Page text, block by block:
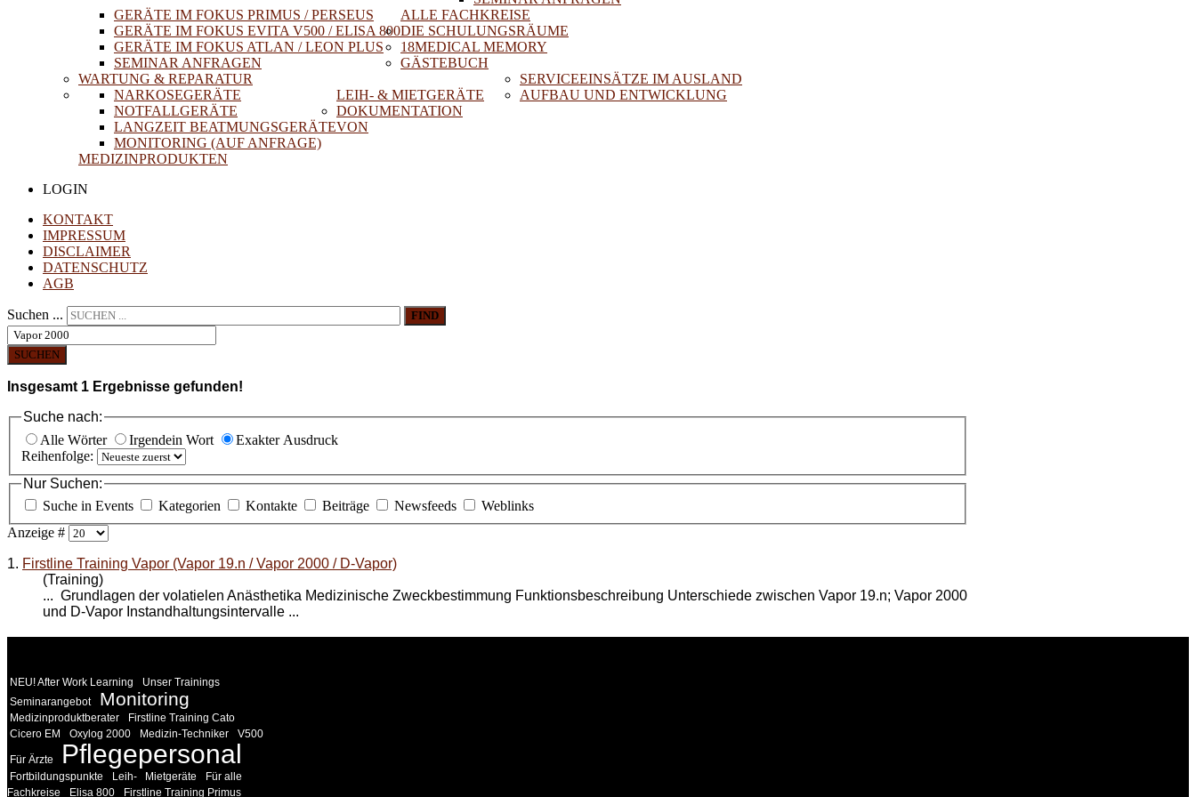
ALLE FACHKREISE
GERÄTE IM FOKUS PRIMUS / PERSEUS
GERÄTE IM FOKUS EVITA V500 / ELISA 800
GERÄTE IM FOKUS ATLAN / LEON PLUS
SEMINAR ANFRAGEN
DIE SCHULUNGSRÄUME
18MEDICAL MEMORY
GÄSTEBUCH
WARTUNG & REPARATUR
LEIH- & MIETGERÄTE
NARKOSEGERÄTE
NOTFALLGERÄTE
LANGZEIT BEATMUNGSGERÄTE
MONITORING (AUF ANFRAGE)
DOKUMENTATION
VON
MEDIZINPRODUKTEN
SERVICEEINSÄTZE IM AUSLAND
AUFBAU UND ENTWICKLUNG
LOGIN
KONTAKT
IMPRESSUM
DISCLAIMER
DATENSCHUTZ
AGB
Suchen ... FIND
SUCHEN
Insgesamt 1 Ergebnisse gefunden!
Suche nach:
Alle Wörter
Irgendein Wort
Exakter Ausdruck
Reihenfolge:
Nur Suchen:
Suche in Events
Kategorien Kontakte Beiträge Newsfeeds
Weblinks
Anzeige #
1. Firstline Training Vapor (Vapor 19.n / Vapor 2000 / D-Vapor)
(Training)
... Grundlagen der volatielen Anästhetika Medizinische Zweckbestimmung Funktionsbeschreibung Unterschiede zwischen Vapor 19.n; Vapor 2000
und D-Vapor Instandhaltungsintervalle ...
NEU! After Work Learning
Unser Trainings
Seminarangebot
Monitoring
Medizinproduktberater
Firstline Training Cato
Cicero EM
Oxylog 2000 Medizin-Techniker V500
Für Ärzte Pflegepersonal
Fortbildungspunkte Leih- Mietgeräte
Für alle
Fachkreise
Elisa 800
Firstline Training Primus